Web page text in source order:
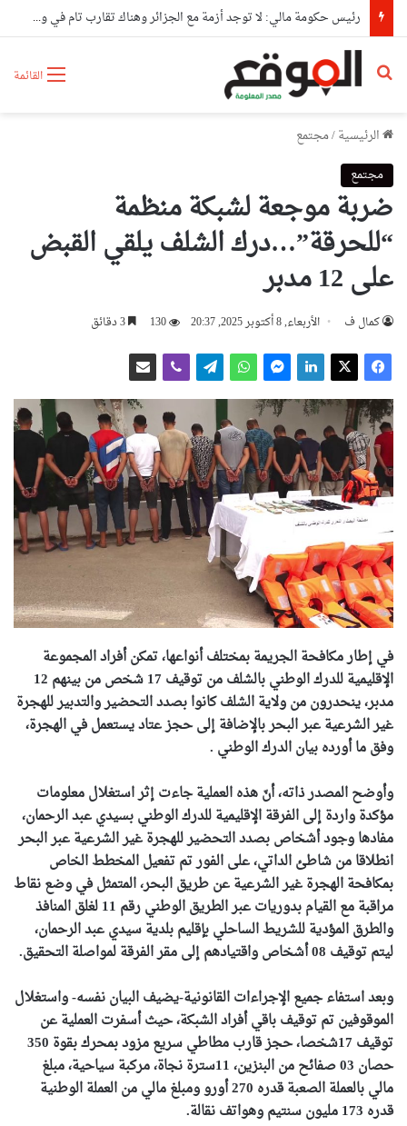
رئيس حكومة مالي: لا توجد أزمة مع الجزائر وهناك تقارب تام في وجهات النظر مع الرئيس تبون
القائمة بحث عن
الرئيسية/مجتمع
مجتمع
ضربة موجعة لشبكة منظمة
“للحرقة”…درك الشلف يلقي القبض
على 12 مدبر
كمال ف الأربعاء, 8 أكتوبر 2025, 20:37 130
في إطار مكافحة الجريمة بمختلف أنواعها، تمكن أفراد المجموعة
الإقليمية للدرك الوطني بالشلف من توقيف 17 شخص من بينهم 12
مدبر، ينحدرون من ولاية الشلف كانوا بصدد التحضير والتدبير للهجرة
غير الشرعية عبر البحر بالإضافة إلى حجز عتاد يستعمل في الهجرة،
وفق ما أورده بيان الدرك الوطني .
وأوضح المصدر ذاته، أنّ هذه العملية جاءت إثر استغلال معلومات
مؤكدة واردة إلى الفرقة الإقليمية للدرك الوطني بسيدي عبد الرحمان،
مفادها وجود أشخاص بصدد التحضير للهجرة غير الشرعية عبر البحر
انطلاقا من شاطئ الداتي، على الفور تم تفعيل المخطط الخاص
بمكافحة الهجرة غير الشرعية عن طريق البحر، المتمثل في وضع نقاط
مراقبة مع القيام بدوريات عبر الطريق الوطني رقم 11 لغلق المنافذ
والطرق المؤدية للشريط الساحلي بإقليم بلدية سيدي عبد الرحمان،
ليتم توقيف 08 أشخاص واقتيادهم إلى مقر الفرقة لمواصلة التحقيق.
وبعد استفاء جميع الإجراءات القانونية-يضيف البيان نفسه- واستغلال
الموقوفين تم توقيف باقي أفراد الشبكة، حيث أسفرت العملية عن
توقيف 17شخصا، حجز قارب مطاطي سريع مزود بمحرك بقوة 350
حصان 03 صفائح من البنزين، 11سترة نجاة، مركبة سياحية، مبلغ
مالي بالعملة الصعبة قدره 270 أورو ومبلغ مالي من العملة الوطنية
قدره 173 مليون سنتيم وهواتف نقالة.